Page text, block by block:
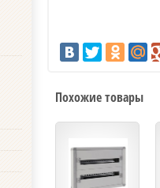
Похожие товары